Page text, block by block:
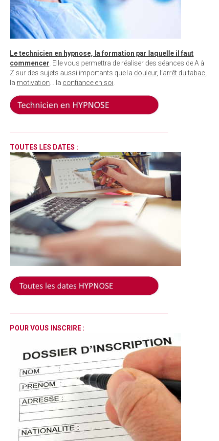
Le technicien en hypnose, la formation par laquelle il faut
commencer . Elle vous permettra de réaliser des séances de A à
Z sur des sujets aussi importants que la douleur, l’arrêt du tabac
la motivation … la confiance en soi
TOUTES LES DATES :
POUR VOUS INSCRIRE :